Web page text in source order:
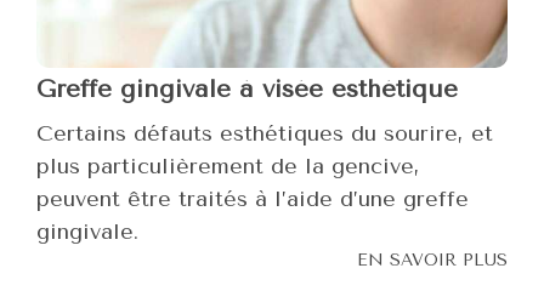
Greffe gingivale à visée esthétique
Certains défauts esthétiques du sourire, et
plus particulièrement de la gencive,
peuvent être traités à l’aide d’une greffe
gingivale.
EN SAVOIR PLUS